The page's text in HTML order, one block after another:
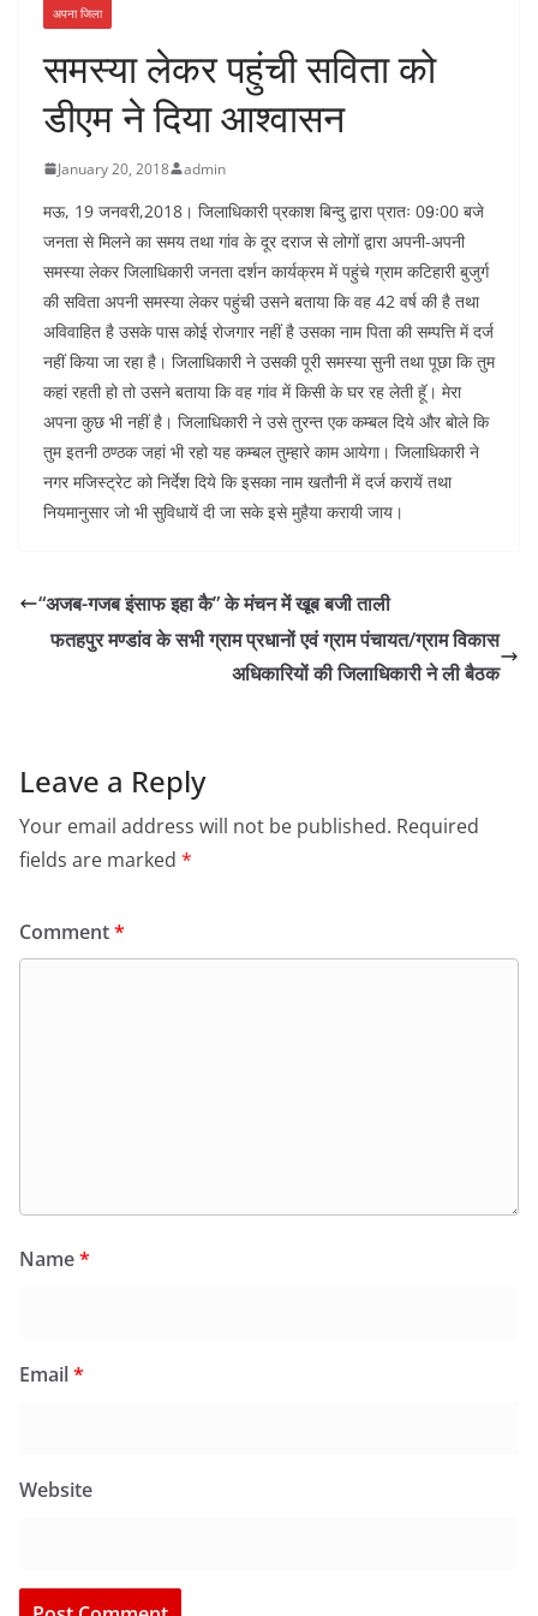
अपना जिला
समस्या लेकर पहुंची सविता को
डीएम ने दिया आश्वासन
January 20, 2018 admin
मऊ, 19 जनवरी,2018। जिलाधिकारी प्रकाश बिन्दु द्वारा प्रातः 09ः00 बजे
जनता से मिलने का समय तथा गांव के दूर दराज से लोगों द्वारा अपनी-अपनी
समस्या लेकर जिलाधिकारी जनता दर्शन कार्यक्रम में पहुंचे ग्राम कटिहारी बुजुर्ग
की सविता अपनी समस्या लेकर पहुंची उसने बताया कि वह 42 वर्ष की है तथा
अविवाहित है उसके पास कोई रोजगार नहीं है उसका नाम पिता की सम्पत्ति में दर्ज
नहीं किया जा रहा है। जिलाधिकारी ने उसकी पूरी समस्या सुनी तथा पूछा कि तुम
कहां रहती हो तो उसने बताया कि वह गांव में किसी के घर रह लेती हूॅ। मेरा
अपना कुछ भी नहीं है। जिलाधिकारी ने उसे तुरन्त एक कम्बल दिये और बोले कि
तुम इतनी ठण्ठक जहां भी रहो यह कम्बल तुम्हारे काम आयेगा। जिलाधिकारी ने
नगर मजिस्ट्रेट को निर्देश दिये कि इसका नाम खतौनी में दर्ज करायें तथा
नियमानुसार जो भी सुविधायें दी जा सके इसे मुहैया करायी जाय।
“अजब-गजब इंसाफ इहा कै” के मंचन में खूब बजी ताली
फतहपुर मण्डांव के सभी ग्राम प्रधानों एवं ग्राम पंचायत/ग्राम विकास
अधिकारियों की जिलाधिकारी ने ली बैठक
Leave a Reply
Your email address will not be published. Required
fields are marked *
Comment*
Name*
Email*
Website